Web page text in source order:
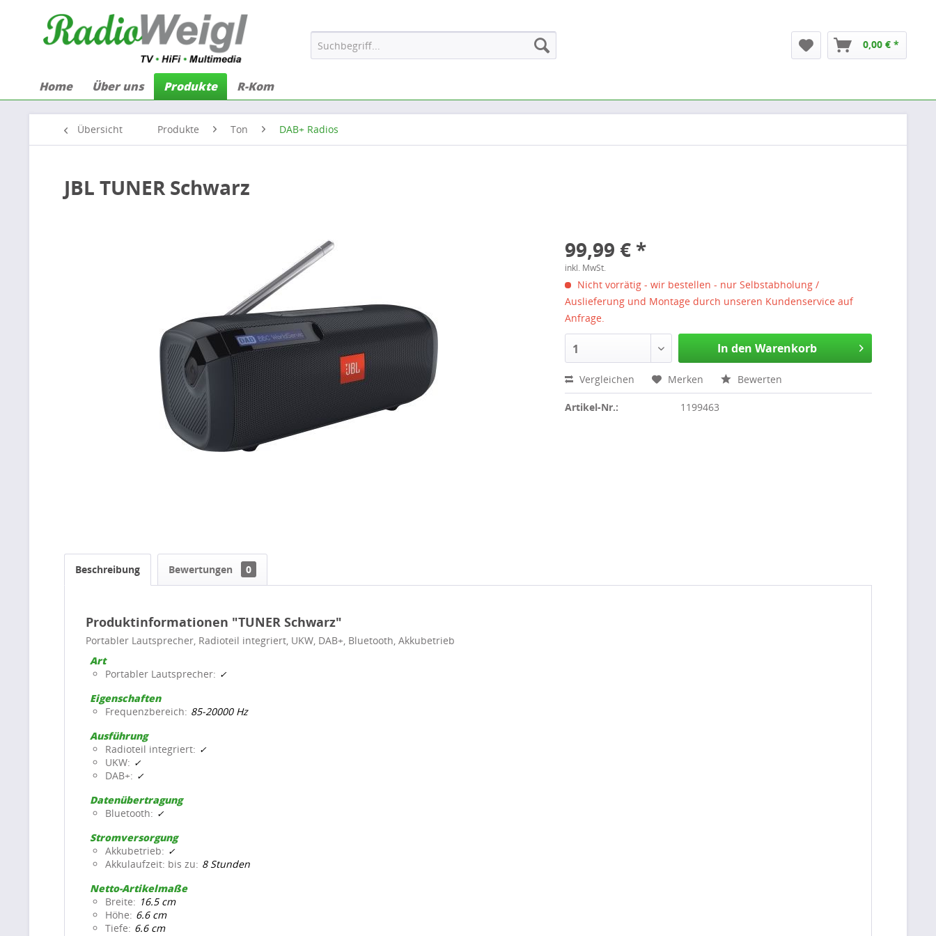
0,00 € *
Home Über uns Produkte R-Kom
Übersicht Produkte Ton DAB+ Radios
JBL TUNER Schwarz
99,99 € *
inkl. MwSt.
Nicht vorrätig - wir bestellen - nur Selbstabholung /
Auslieferung und Montage durch unseren Kundenservice auf
Anfrage.
1 In den Warenkorb
Vergleichen Merken Bewerten
Artikel-Nr.: 1199463
Beschreibung Bewertungen 0
Produktinformationen "TUNER Schwarz"
Portabler Lautsprecher, Radioteil integriert, UKW, DAB+, Bluetooth, Akkubetrieb
Art
Portabler Lautsprecher
Eigenschaften
Frequenzbereich 85-20000 Hz
Ausführung
Radioteil integriert
UKW
DAB+
Datenübertragung
Bluetooth
Stromversorgung
Akkubetrieb
Akkulaufzeit: bis zu 8 Stunden
Netto-Artikelmaße
Breite
16.5 cm
Höhe 6.6 cm
Tiefe 6.6 cm